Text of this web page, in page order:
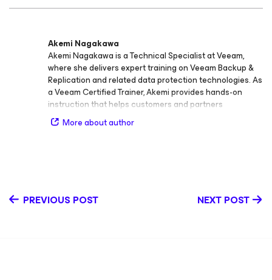
Akemi Nagakawa
Akemi Nagakawa is a Technical Specialist at Veeam,
where she delivers expert training on Veeam Backup &
Replication and related data protection technologies. As
a Veeam Certified Trainer, Akemi provides hands-on
instruction that helps customers and partners
understand product capabilities, best practices, and
real-world use cases for achieving data resiliency.
customer success strategies. Professional
More about author
PREVIOUS POST NEXT POST